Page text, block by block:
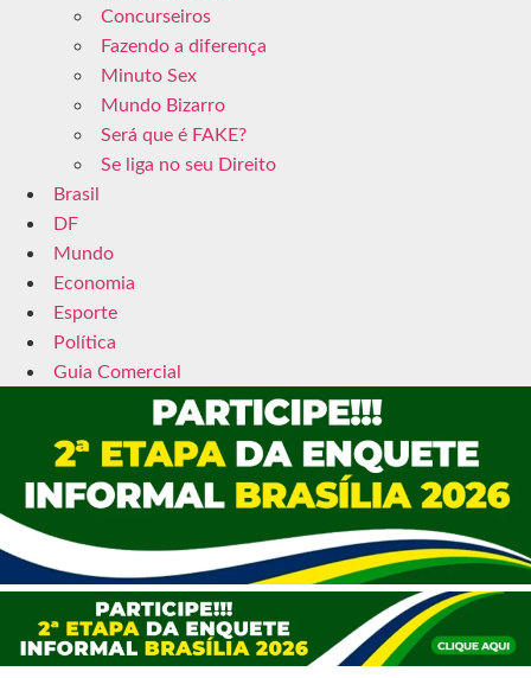
Concurseiros
Fazendo a diferença
Minuto Sex
Mundo Bizarro
Será que é FAKE?
Se liga no seu Direito
Brasil
DF
Mundo
Economia
Esporte
Política
Guia Comercial